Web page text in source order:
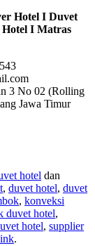
Hotel I Duvet
I Matras
3 No 02 (Rolling
Jawa Timur
hotel dan
, duvet hotel, duvet
, konveksi
duvet hotel,
hotel, supplier
.